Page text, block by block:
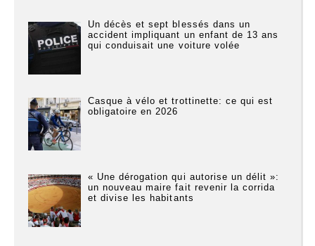
Un décès et sept blessés dans un
accident impliquant un enfant de 13 ans
qui conduisait une voiture volée
Casque à vélo et trottinette: ce qui est
obligatoire en 2026
« Une dérogation qui autorise un délit »:
un nouveau maire fait revenir la corrida
et divise les habitants